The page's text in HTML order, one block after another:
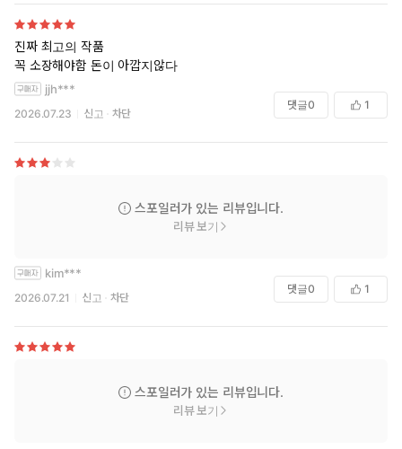
애정표현도 찐이에요 네??
이렇게서로 좋아할수가없고. 걱정하면서 애틋 할수가없어요
꼭 보면 좋겠습니다 진심이에요?!!
진짜 최고의 작품
꼭 소장해야함 돈이 아깝지않다
jjh***
2026.07.23 신고 차단
댓글0 1
스포일러가 있는 리뷰입니다.
리뷰 보기
kim***
2026.07.21 신고 차단
댓글0 1
스포일러가 있는 리뷰입니다.
리뷰 보기